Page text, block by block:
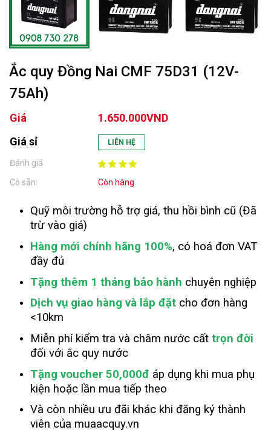
Ắc quy Đồng Nai CMF 75D31 (12V-
75Ah)
Giá
1.650.000VND
Giá sỉ
LIÊN HỆ
Đánh giá
Có sẵn:
Còn hàng
Quỹ môi trường hỗ trợ giá, thu hồi bình cũ (Đã
trừ vào giá)
Hàng mới chính hãng 100%, có hoá đơn VAT
đầy đủ
Tặng thêm 1 tháng bảo hành chuyên nghiệp
Dịch vụ giao hàng và lắp đặt cho đơn hàng
<10km
Miễn phí kiểm tra và châm nước cất trọn đời
đối với ắc quy nước
Tặng voucher 50,000đ áp dụng khi mua phụ
kiện hoặc lần mua tiếp theo
Và còn nhiều ưu đãi khác khi đăng ký thành
viên của muaacquy.vn